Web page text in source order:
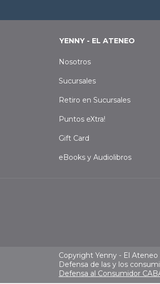
YENNY - EL ATENEO
Nosotros
Sucursales
Retiro en Sucursales
Puntos eXtra!
Gift Card
eBooks y Audiolibros
Copyright Yenny - El Ateneo
Defensa de las y los
Defensa al Consumidor